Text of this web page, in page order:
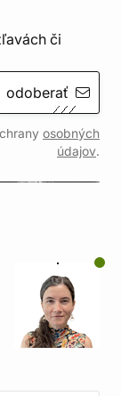
či
odoberať
osobných
údajov.